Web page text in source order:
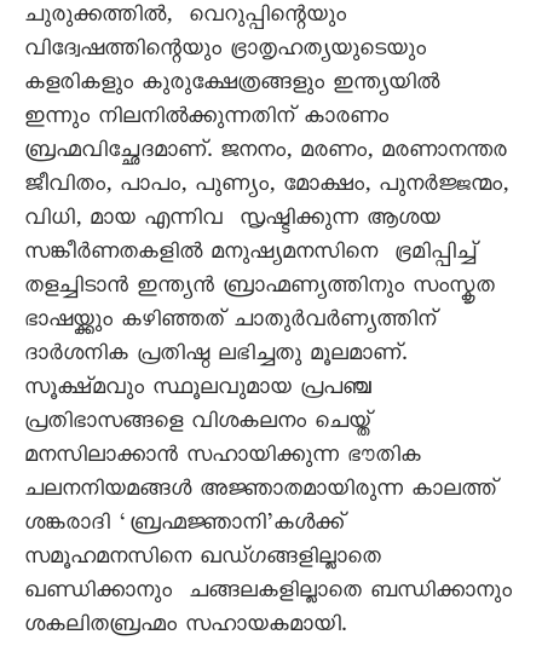
ചുരുക്കത്തിൽ, വെറുപ്പിന്റെയും
വിദ്വേഷത്തിന്റെയും ഭ്രാതൃഹത്യയുടെയും
കളരികളും കുരുക്ഷേത്രങ്ങളും ഇന്ത്യയിൽ
ഇന്നും നിലനിൽക്കുന്നതിന് കാരണം
ബ്രഹ്മവിച്ഛേദമാണ്. ജനനം, മരണം, മരണാനന്തര
ജീവിതം, പാപം, പുണ്യം, മോക്ഷം, പുനർജ്ജന്മം,
വിധി, മായ എന്നിവ സൃഷ്ടിക്കുന്ന ആശയ
സങ്കീർണതകളിൽ മനുഷ്യമനസിനെ ഭ്രമിപ്പിച്ച്
തളച്ചിടാൻ ഇന്ത്യൻ ബ്രാഹ്മണ്യത്തിനും സംസ്കൃത
ഭാഷയ്ക്കും കഴിഞ്ഞത് ചാതുർവർണ്യത്തിന്
ദാർശനിക പ്രതിഷ്ഠ ലഭിച്ചതു മൂലമാണ്.
സൂക്ഷ്മവും സ്ഥൂലവുമായ പ്രപഞ്ച
പ്രതിഭാസങ്ങളെ വിശകലനം ചെയ്ത്
മനസിലാക്കാൻ സഹായിക്കുന്ന ഭൗതിക
ചലനനിയമങ്ങൾ അജ്ഞാതമായിരുന്ന കാലത്ത്
ശങ്കരാദി ‘ബ്രഹ്മജ്ഞാനി’കൾക്ക്
സമൂഹമനസിനെ ഖഡ്ഗങ്ങളില്ലാതെ
ഖണ്ഡിക്കാനും ചങ്ങലകളില്ലാതെ ബന്ധിക്കാനും
ശകലിതബ്രഹ്മം സഹായകമായി.